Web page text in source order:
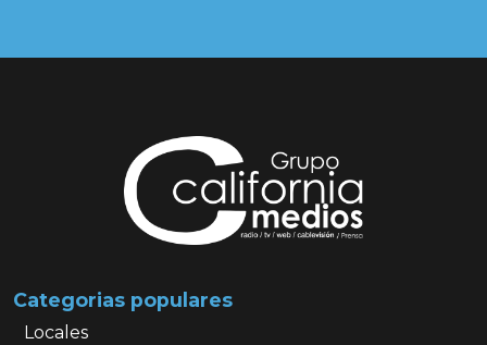
Categorias populares
Locales